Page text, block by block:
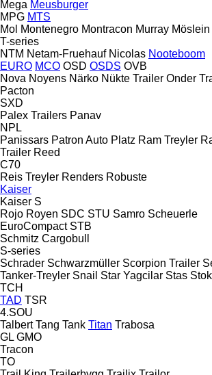
Mega Meusburger
MPG MTS
Mol Montenegro Montracon Murray Möslein
T-series
NTM Netam-Fruehauf Nicolas Nooteboom
EURO MCO OSD OSDS OVB
Nova Noyens Närko Nükte Trailer Onder
Pacton
SXD
Palex Trailers Panav
NPL
Panissars Patron Auto Platz Ram Treyler
Trailer Reed
C70
Reis Treyler Renders Robuste
Kaiser
Kaiser S
Rojo Royen SDC STU Samro Scheuerle
EuroCompact STB
Schmitz Cargobull
S-series
Schrader Schwarzmüller Scorpion Trailer
Tanker-Treyler Snail Star Yagcilar Stas
TCH
TAD TSR
4.SOU
Talbert Tang Tank Titan Trabosa
GL GMO
Tracon
TO